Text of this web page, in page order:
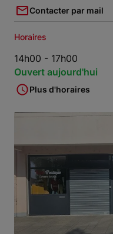
Contacter par mail
Horaires
14h00 - 17h00
Ouvert aujourd'hui
Plus d'horaires